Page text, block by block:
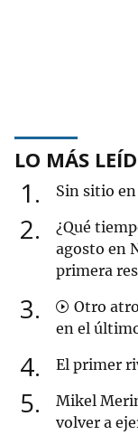
LO MÁS
1 Sin sitio
2
¿Qué
agosto en
primera
3
Otro
en el
4 El primer
5
Mikel
volver a